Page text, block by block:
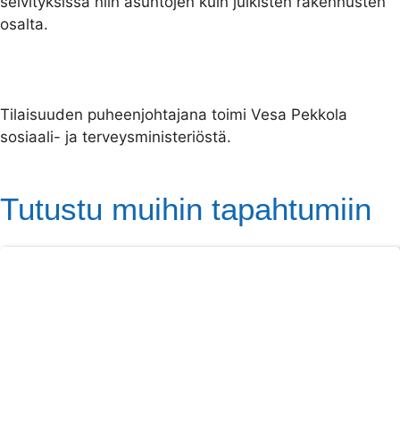
osalta.
Tilaisuuden puheenjohtajana toimi Vesa Pekkola
sosiaali- ja terveysministeriöstä.
Tutustu muihin tapahtumiin